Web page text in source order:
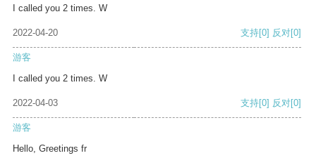
I called you 2 times. W
2022-04-20 支持[0] 反对[0]
游客
I called you 2 times. W
2022-04-03 支持[0] 反对[0]
游客
Hello, Greetings fr